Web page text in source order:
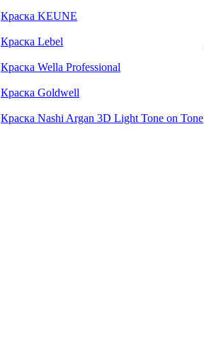
Краска KEUNE
Краска Lebel
Краска Wella Professional
Краска Goldwell
Краска Nashi Argan 3D Light Tone on Tone